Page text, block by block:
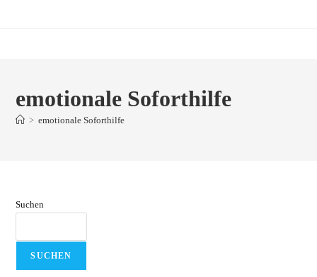
emotionale Soforthilfe
> emotionale Soforthilfe
Suchen
SUCHEN